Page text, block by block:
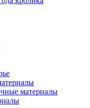
материалы